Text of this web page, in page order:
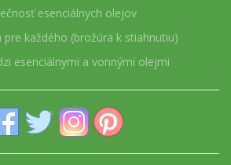
esenciálnych olejov
každého (brožúra k stiahnutiu)
esenciálnymi a vonnými olejmi